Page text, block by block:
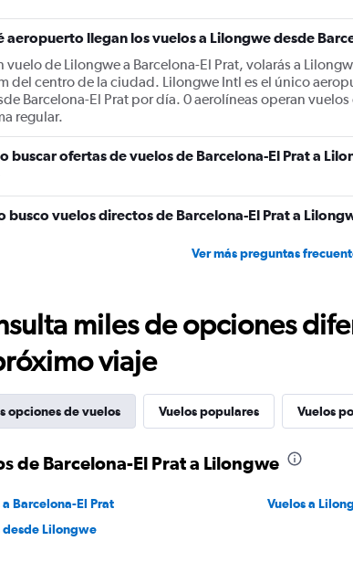
aeropuerto llegan los vuelos a Lilongwe desde
vuelo de Lilongwe a Barcelona-El Prat, volarás a
del centro de la ciudad. Lilongwe Intl es el único
Barcelona-El Prat por día. 0 aerolíneas operan
regular.
buscar ofertas de vuelos de Barcelona-El Prat a
busco vuelos directos de Barcelona-El Prat a
Ver más preguntas
miles de opciones
viaje
opciones de vuelos Vuelos populares Vuelos
de Barcelona-El Prat a Lilongwe
a Barcelona-El Prat Vuelos a
desde Lilongwe